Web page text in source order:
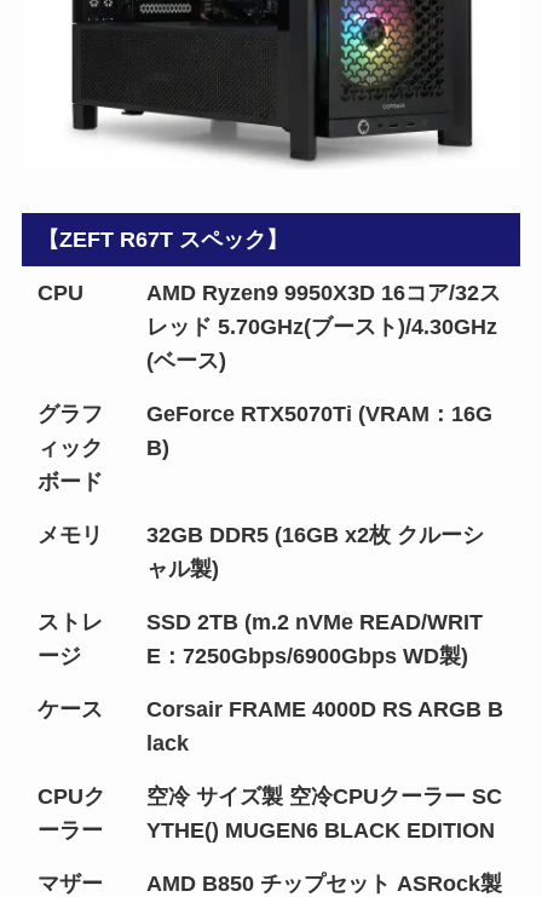
【ZEFT R67T スペック】
CPU
AMD Ryzen9 9950X3D 16コア/32ス
レッド 5.70GHz(ブースト)/4.30GHz
(ベース)
グラフ
ィック
ボード
GeForce RTX5070Ti (VRAM：16G
B)
メモリ
32GB DDR5 (16GB x2枚 クルーシ
ャル製)
ストレ
ージ
SSD 2TB (m.2 nVMe READ/WRIT
E：7250Gbps/6900Gbps WD製)
ケース
Corsair FRAME 4000D RS ARGB B
lack
CPUク
ーラー
空冷 サイズ製 空冷CPUクーラー SC
YTHE() MUGEN6 BLACK EDITION
マザー
AMD B850 チップセット ASRock製